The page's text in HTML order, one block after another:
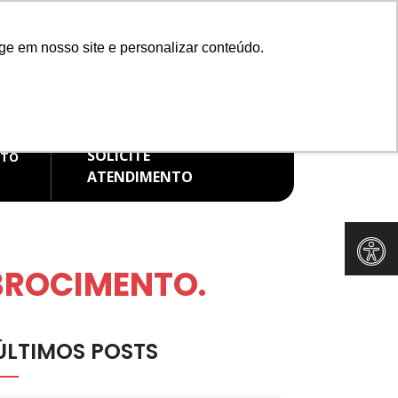
em nosso site e personalizar conteúdo.
SOLICITE
ATENDIMENTO
POSTS